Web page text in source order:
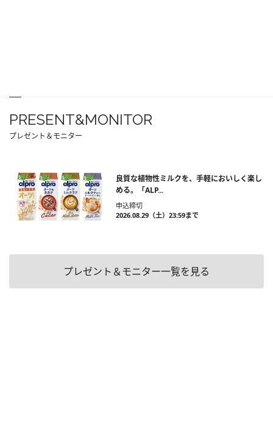
PRESENT&MONITOR
プレゼント＆モニター
良質な植物性ミルクを、手軽においしく楽し
める。「ALP...
申込締切
2026.08.29（土）23:59まで
プレゼント＆モニター一覧を見る